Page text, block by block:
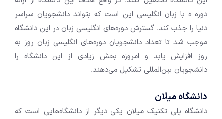
دوره ه با زبان انگلیسی این است که بتواند دانشجویان سراسر
دنیا را جذب کند. گسترش دوره‌های انگلیسی زبان در این دانشگاه
موجب شد تا تعداد دانشجویان دوره‌های انگلیسی زبان روز به
روز افزایش یابد و امروزه بخش زیادی از این دانشگاه را
دانشجویان بین‌المللی تشکیل می‌دهند.
دانشگاه میلان
دانشگاه پلی تکنیک میلان یکی دیگر از دانشگاه‌هایی است که